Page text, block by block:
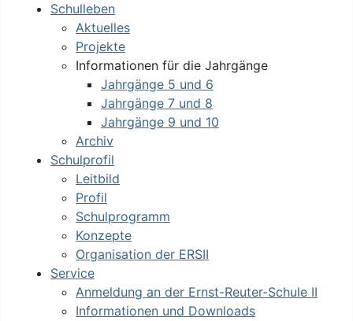
Schulleben
Aktuelles
Projekte
Informationen für die Jahrgänge
Jahrgänge 5 und 6
Jahrgänge 7 und 8
Jahrgänge 9 und 10
Archiv
Schulprofil
Leitbild
Profil
Schulprogramm
Konzepte
Organisation der ERSII
Service
Anmeldung an der Ernst-Reuter-Schule II
Informationen und Downloads